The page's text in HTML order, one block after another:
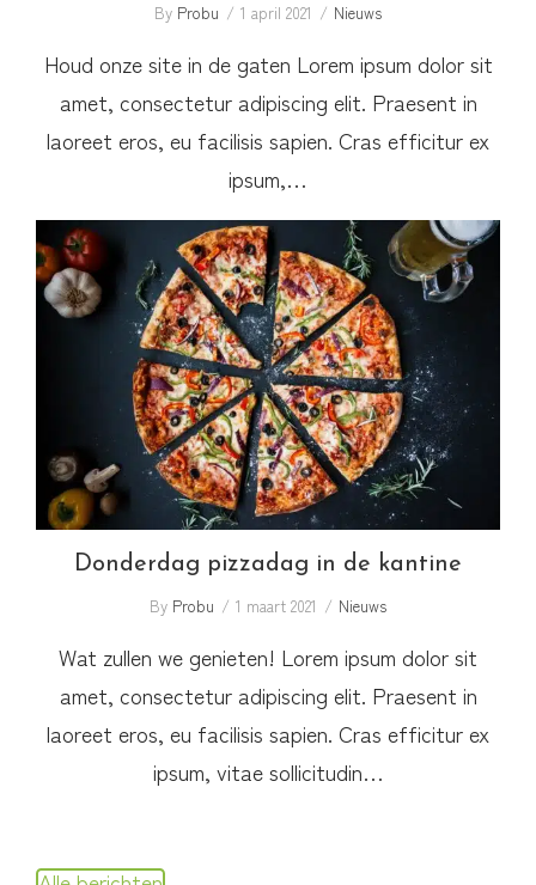
By Probu 1 april 2021 Nieuws
Houd onze site in de gaten Lorem ipsum dolor sit
amet, consectetur adipiscing elit. Praesent in
laoreet eros, eu facilisis sapien. Cras efficitur ex
ipsum,…
Donderdag pizzadag in de kantine
Donderdag pizzadag in de kantine
By Probu 1 maart 2021 Nieuws
Wat zullen we genieten! Lorem ipsum dolor sit
amet, consectetur adipiscing elit. Praesent in
laoreet eros, eu facilisis sapien. Cras efficitur ex
ipsum, vitae sollicitudin…